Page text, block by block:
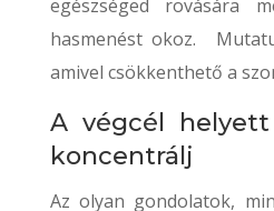
egészséged rovására
hasmenést okoz.
amivel csökkenthető a
A végcél
koncentrálj
Az olyan gondolatok,